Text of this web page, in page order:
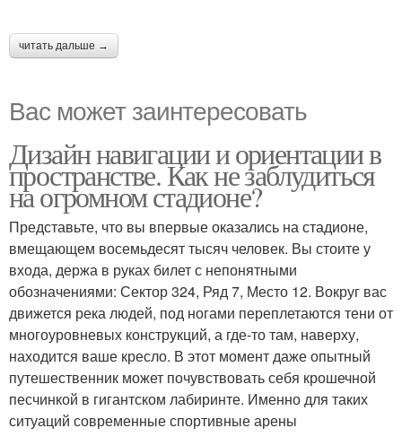
читать дальше →
Вас может заинтересовать
Дизайн навигации и ориентации в
пространстве. Как не заблудиться
на огромном стадионе?
Представьте, что вы впервые оказались на стадионе,
вмещающем восемьдесят тысяч человек. Вы стоите у
входа, держа в руках билет с непонятными
обозначениями: Сектор 324, Ряд 7, Место 12. Вокруг вас
движется река людей, под ногами переплетаются тени от
многоуровневых конструкций, а где-то там, наверху,
находится ваше кресло. В этот момент даже опытный
путешественник может почувствовать себя крошечной
песчинкой в гигантском лабиринте. Именно для таких
ситуаций современные спортивные арены